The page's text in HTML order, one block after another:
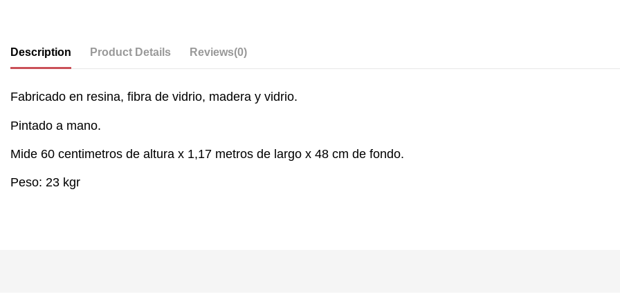
Description Product Details Reviews(0)
Fabricado en resina, fibra de vidrio, madera y vidrio.
Pintado a mano.
Mide 60 centimetros de altura x 1,17 metros de largo x 48 cm de fondo.
Peso: 23 kgr